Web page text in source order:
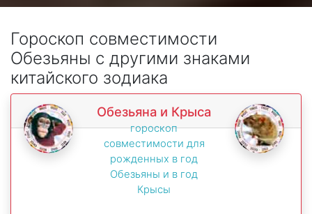
Гороскоп совместимости
Обезьяны с другими знаками
китайского зодиака
Обезьяна и Крыса
гороскоп
совместимости для
рожденных в год
Обезьяны и в год
Крысы